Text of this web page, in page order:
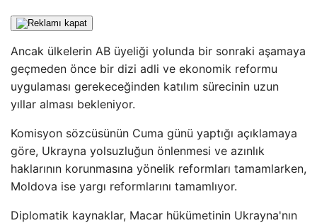
Ancak ülkelerin AB üyeliği yolunda bir sonraki aşamaya
geçmeden önce bir dizi adli ve ekonomik reformu
uygulaması gerekeceğinden katılım sürecinin uzun
yıllar alması bekleniyor.
Komisyon sözcüsünün Cuma günü yaptığı açıklamaya
göre, Ukrayna yolsuzluğun önlenmesi ve azınlık
haklarının korunmasına yönelik reformları tamamlarken,
Moldova ise yargı reformlarını tamamlıyor.
Diplomatik kaynaklar, Macar hükümetinin Ukrayna'nın